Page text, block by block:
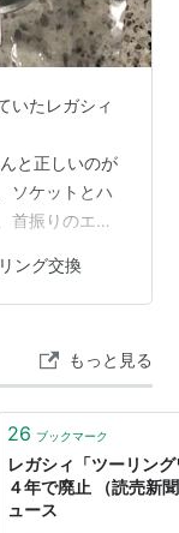
いたレガシィ
と正しいのが
ソケットとハ
首振りのエク
あります。
もう6年前
ではないか
ング交換
もっと見る
26 ブックマーク
レガシィ「ツーリン
４年で廃止 （読売新
ュース